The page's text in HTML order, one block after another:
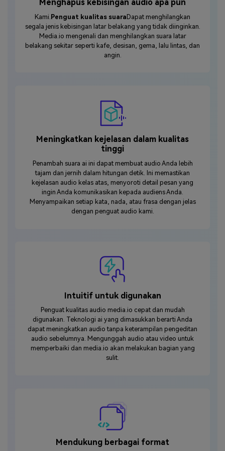
Menghapus kebisingan audio apa pun
Kami. Penguat kualitas suaraDapat menghilangkan
segala jenis kebisingan latar belakang yang tidak diinginkan.
Media.io mengenali dan menghilangkan suara latar
belakang sekitar seperti kafe, desisan, gema, lalu lintas, dan
angin.
Meningkatkan kejelasan dalam kualitas
tinggi
Penambah suara ai ini dapat membuat audio Anda lebih
tajam dan jernih dalam hitungan detik. Ini memastikan
kejelasan audio kelas atas, menyoroti detail pesan yang
ingin Anda komunikasikan kepada audiens Anda.
Menyampaikan setiap kata, nada, atau frasa dengan jelas
dengan penguat audio kami.
Intuitif untuk digunakan
Penguat kualitas audio media.io cepat dan mudah
digunakan. Teknologi ai yang dimasukkan berarti Anda
dapat meningkatkan audio tanpa keterampilan pengeditan
audio sebelumnya. Mengunggah audio atau video untuk
memperbaiki dan media.io akan melakukan bagian yang
sulit.
Mendukung berbagai format